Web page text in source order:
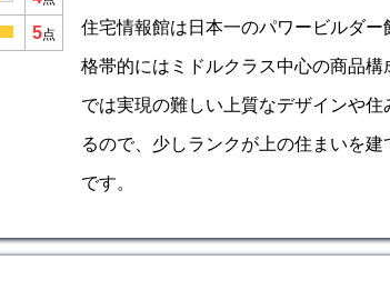
5点 住宅情報館は日本一のパワービルダ
格帯的にはミドルクラス中心の商品
では実現の難しい上質なデザインや
るので、少しランクが上の住まいを
です。